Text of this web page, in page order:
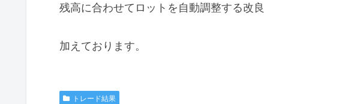
残高に合わせてロットを自動調整する改良
加えております。
トレード結果